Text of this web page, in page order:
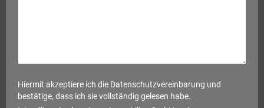
Hiermit akzeptiere ich die Datenschutzvereinbarung und
bestätige, dass ich sie vollständig gelesen habe.